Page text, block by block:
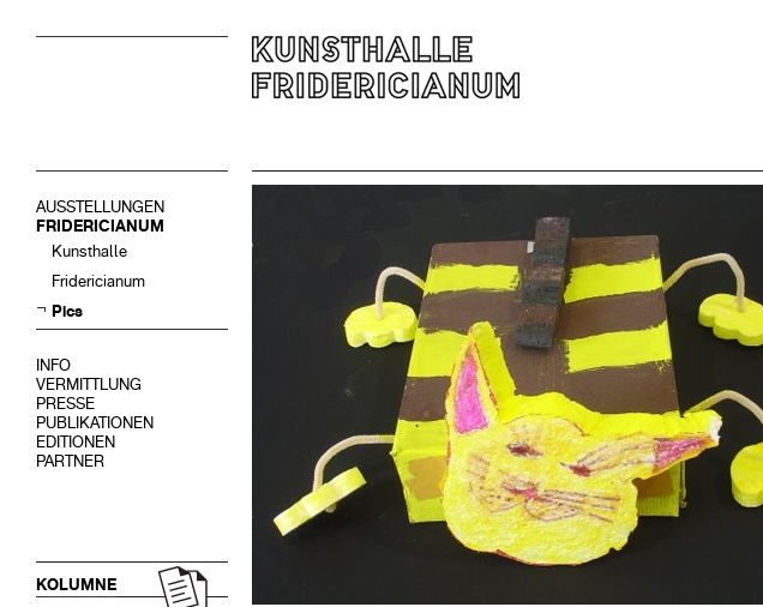
AUSSTELLUNGEN
FRIDERICIANUM
Kunsthalle
Fridericianum
Pics
INFO
VERMITTLUNG
PRESSE
PUBLIKATIONEN
EDITIONEN
PARTNER
KOLUMNE